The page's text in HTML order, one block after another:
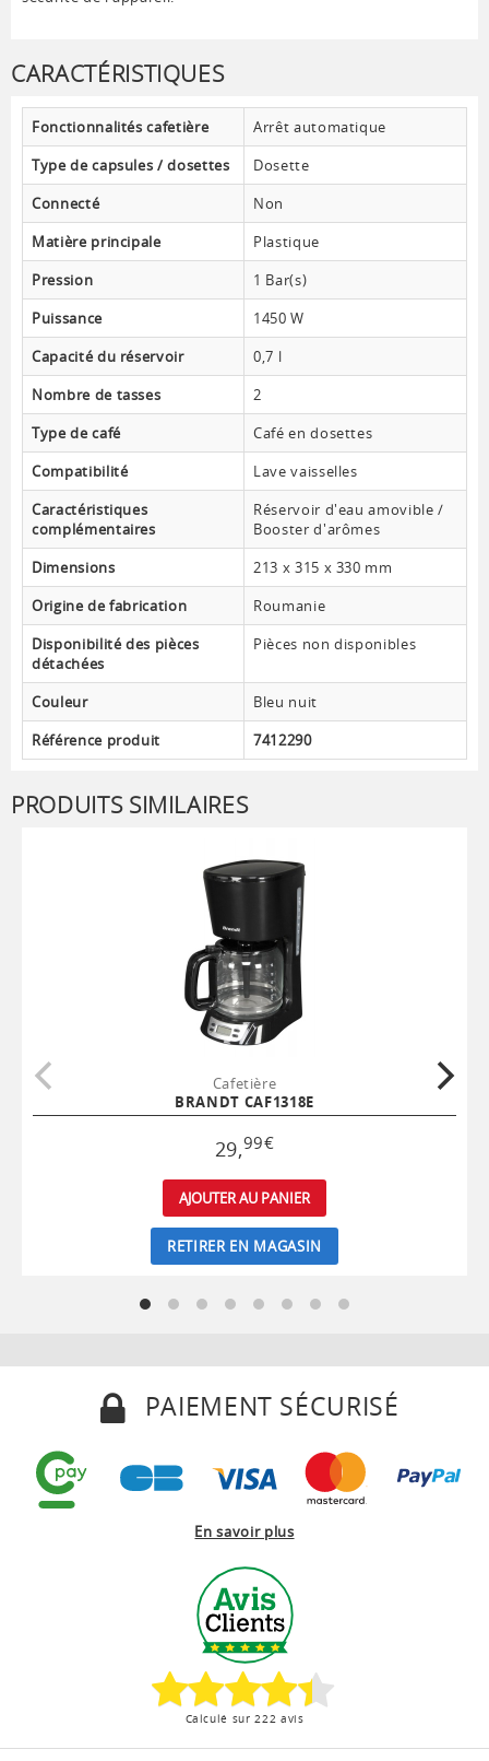
CARACTÉRISTIQUES
Fonctionnalités cafetière
Arrêt automatique
Type de capsules / dosettes
Dosette
Connecté
Non
Matière principale
Plastique
Pression
1 Bar(s)
Puissance
1450 W
Capacité du réservoir
0,7 l
Nombre de tasses
2
Type de café
Café en dosettes
Compatibilité
Lave vaisselles
Caractéristiques
complémentaires
Réservoir d'eau amovible /
Booster d'arômes
Dimensions
213 x 315 x 330 mm
Origine de fabrication
Roumanie
Disponibilité des pièces
détachées
Pièces non disponibles
Couleur
Bleu nuit
Référence produit
7412290
PRODUITS SIMILAIRES
Cafetière
BRANDT CAF1318E
29,99€
AJOUTER AU PANIER
RETIRER EN MAGASIN
PAIEMENT SÉCURISÉ
En savoir plus
Calculé sur 222 avis